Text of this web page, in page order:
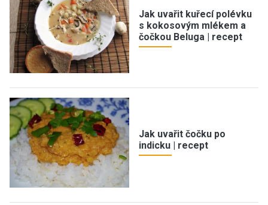
Jak uvařit kuřecí polévku
s kokosovým mlékem a
čočkou Beluga | recept
Jak uvařit čočku po
indicku | recept